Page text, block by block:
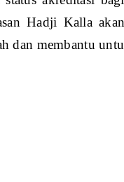
Hadji Kalla
dan membantu